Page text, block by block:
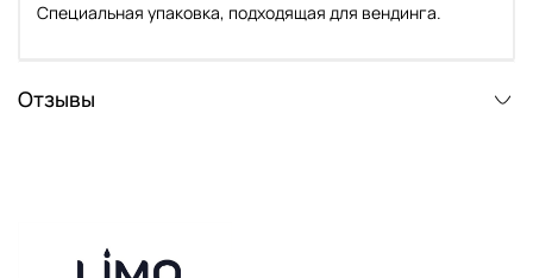
Специальная упаковка, подходящая для вендинга.
Отзывы